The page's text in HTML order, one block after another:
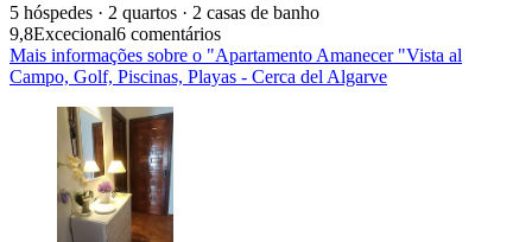
5 hóspedes · 2 quartos · 2 casas de banho
9,8Excecional6 comentários
Mais informações sobre o "Apartamento Amanecer "Vista al
Campo, Golf, Piscinas, Playas - Cerca del Algarve